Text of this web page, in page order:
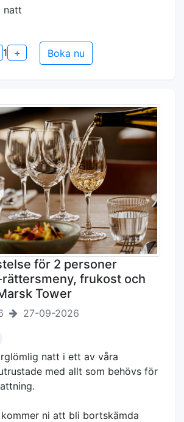
natt
1 + Boka nu
för 2 personer
frukost och
Tower
27-09-2026
natt i ett av våra
med allt som behövs för
ni att bli bortskämda